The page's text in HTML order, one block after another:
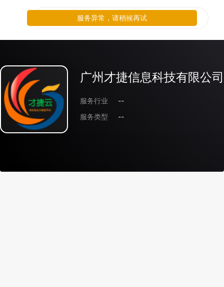
广州才捷信息科技有限公司
服务行业
--
服务类型
--
服务异常，请稍候再试